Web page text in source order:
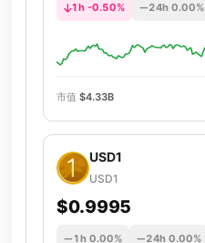
1h -0.50% 24h 0.00%
市值 $4.33B
USD1
USD1
$0.9995
1h 0.00% 24h 0.00%